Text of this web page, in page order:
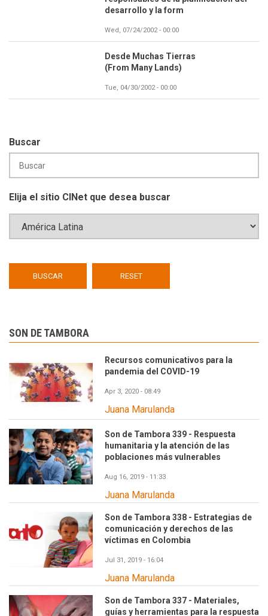
desarrollo y la form
Wed, 07/24/2002 - 00:00
Desde Muchas Tierras
(From Many Lands)
Tue, 04/30/2002 - 00:00
Buscar
Elija el sitio CINet que desea buscar
SON DE TAMBORA
Recursos comunicativos para la
pandemia del COVID-19
Apr 3, 2020 - 08:49
Juana Marulanda
Son de Tambora 339 - Respuesta
humanitaria y la atención de las
poblaciones más vulnerables
Aug 16, 2019 - 11:33
Juana Marulanda
Son de Tambora 338 - Estrategias de
comunicación y derechos de las
víctimas en Colombia
Jul 31, 2019 - 16:04
Juana Marulanda
Son de Tambora 337 - Materiales,
guías y herramientas para la respuesta